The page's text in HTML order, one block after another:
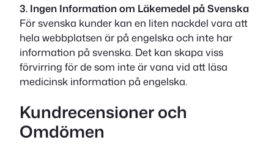
3. Ingen Information om Läkemedel på Svenska
För svenska kunder kan en liten nackdel vara att
hela webbplatsen är på engelska och inte har
information på svenska. Det kan skapa viss
förvirring för de som inte är vana vid att läsa
medicinsk information på engelska.
Kundrecensioner och
Omdömen